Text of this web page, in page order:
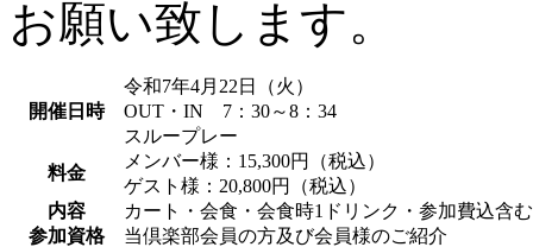
お願い致します。
開催日時
令和7年4月22日（火）
OUT・IN 7：30～8：34
スループレー
料金
メンバー様：15,300円（税込）
ゲスト様：20,800円（税込）
内容
カート・会食・会食時1ドリンク・参加費込含
参加資格
当倶楽部会員の方及び会員様のご紹介